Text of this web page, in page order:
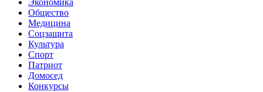
Экономика
Общество
Медицина
Соцзащита
Культура
Спорт
Патриот
Домосед
Конкурсы